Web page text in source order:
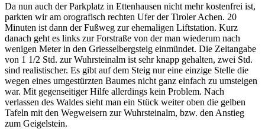
Da nun auch der Parkplatz in Ettenhausen nicht mehr kostenfrei ist,
parkten wir am orografisch rechten Ufer der Tiroler Achen. 20
Minuten ist dann der Fußweg zur ehemaligen Liftstation. Kurz
danach geht es links zur Forstraße von der man wiederum nach
wenigen Meter in den Griesselbergsteig einmündet. Die Zeitangabe
von 1 1/2 Std. zur Wuhrsteinalm ist sehr knapp gehalten, zwei Std.
sind realistischer. Es gibt auf dem Steig nur eine einzige Stelle die
wegen eines umgestürzten Baumes nicht ganz einfach zu umsteigen
war. Mit gegenseitiger Hilfe allerdings kein Problem. Nach
verlassen des Waldes sieht man ein Stück weiter oben die gelben
Tafeln mit den Wegweisern zur Wuhrsteinalm, bzw. den Anstieg
zum Geigelstein.